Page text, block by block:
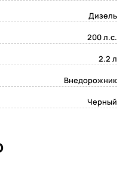
Дизель
200 л.с.
2.2 л
Внедорожник
Черный